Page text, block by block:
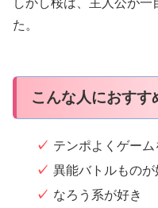
しかし桜は、主人公が
た。
こんな人におすす
テンポよくゲー
異能バトルものが
なろう系が好き